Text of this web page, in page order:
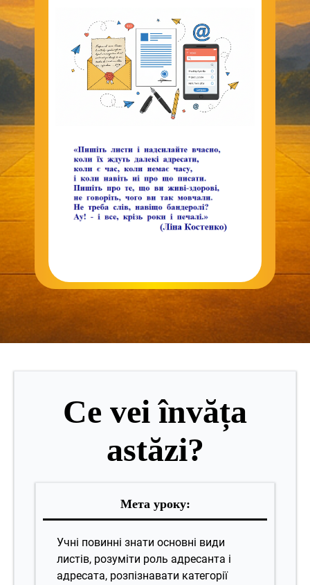
Ce vei învăța
astăzi?
Мета уроку:
Учні повинні знати основні види
листів, розуміти роль адресанта і
адресата, розпізнавати категорії